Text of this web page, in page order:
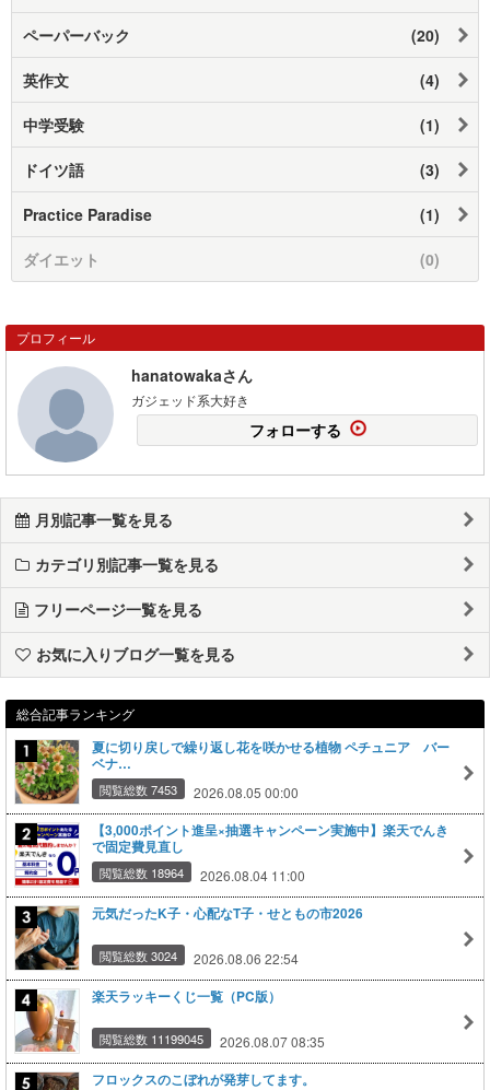
ペーパーバック (20)
英作文 (4)
中学受験 (1)
ドイツ語 (3)
Practice Paradise (1)
ダイエット (0)
プロフィール
hanatowakaさん
ガジェッド系大好き
フォローする
月別記事一覧を見る
カテゴリ別記事一覧を見る
フリーページ一覧を見る
お気に入りブログ一覧を見る
総合記事ランキング
夏に切り戻しで繰り返し花を咲かせる植物 ペチュニア バー
ベナ…
閲覧総数 7453 2026.08.05 00:00
【3,000ポイント進呈×抽選キャンペーン実施中】楽天でんき
で固定費見直し
閲覧総数 18964 2026.08.04 11:00
元気だったK子・心配なT子・せともの市2026
閲覧総数 3024 2026.08.06 22:54
楽天ラッキーくじ一覧（PC版）
閲覧総数 11199045 2026.08.07 08:35
フロックスのこぼれが発芽してます。